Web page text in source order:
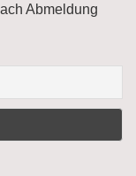
Abmeldung